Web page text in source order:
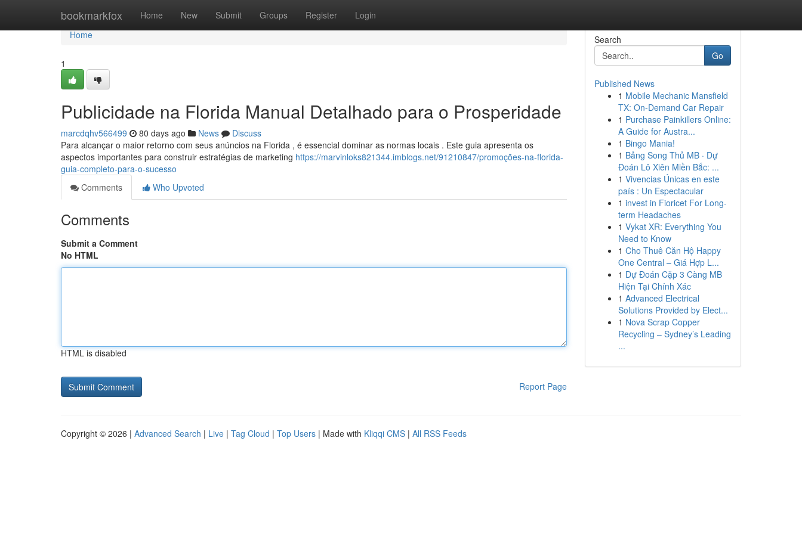
bookmarkfox Home New Submit Groups Register Login
Home
Home
1
Publicidade na Florida Manual Detalhado para o Prosperidade
marcdqhv566499 80 days ago News
Discuss
Para alcançar o maior retorno com seus anúncios na Florida , é essencial dominar as normas locais . Este guia apresenta os
aspectos importantes para construir estratégias de marketing https://marvinloks821344.imblogs.net/91210847/promoções-na-florida-
guia-completo-para-o-sucesso
Comments
Who Upvoted
Comments
Submit a Comment
No HTML
HTML is disabled
Report Page
Search
Go
Published News
1 Mobile Mechanic Mansfield
TX: On-Demand Car Repair
1 Purchase Painkillers Online:
A Guide for Austra...
1 Bingo Mania!
1 Bảng Song Thủ MB · Dự
Đoán Lô Xiên Miền Bắc: ...
1 Vivencias Únicas en este
país : Un Espectacular
1 invest in Fioricet For Long-
term Headaches
1 Vykat XR: Everything You
Need to Know
1 Cho Thuê Căn Hộ Happy
One Central – Giá Hợp L...
1 Dự Đoán Cặp 3 Càng MB
Hiện Tại Chính Xác
1 Advanced Electrical
Solutions Provided by Elect...
1 Nova Scrap Copper
Recycling – Sydney’s Leading
...
Copyright © 2026 | Advanced Search | Live | Tag Cloud | Top Users | Made with Kliqqi CMS | All RSS Feeds